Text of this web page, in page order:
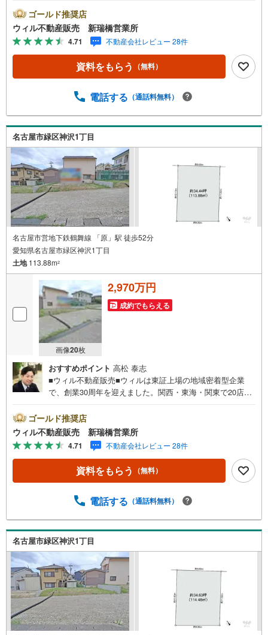
です。新瑞橋駅から徒歩1分の店舗には、キッズスペースや
おむつ替えスペースを完備しており、お子様連れのお客様
も安心してご利用いただけます。●平日のお住まい探しの方
へ●弊社では平日にご内覧や契約を希望されるお客様のため
に、「平日会員制度」という割引プランをご用意していま
す。●お仕事で忙しい方へ●午前10時から午後7時まで、毎
間外でのご内覧にも対応いたします。また、オンライン内
弊社は定休日なく営業しており、当日のご内覧も承りま
す。弊社で掲載している物件以外にもご紹介可能ですの
で、一度ご相談ください。●その他の相談もプロが対応●物
件に関することはもちろん、住宅ローンなどの資金面やリ
フォームに関することなど、お住まいに関するどんなこと
でもお気軽にご相談ください。
ゴールド推奨店
ウィル不動産販売 新瑞橋営業所
4.71 不動産会社レビュー 28件
資料をもらう （無料）
電話する （通話料無料）
名古屋市緑区神沢1丁目
名古屋市営地下鉄鶴舞線 「原」駅 徒歩52分
愛知県名古屋市緑区神沢1丁目
土地113.88m2
画像20枚
2,970万円
成約でもらえる
おすすめポイント 高松 泰志
■ウィル不動産販売■ウィルは東証上場の地域密着型企業
で、創業30周年を迎えました。関西・東海・関東で20店舗
です。新瑞橋駅から徒歩1分の店舗には、キッズスペースや
おむつ替えスペースを完備しており、お子様連れのお客様
も安心してご利用いただけます。●平日のお住まい探しの方
へ●弊社では平日にご内覧や契約を希望されるお客様のため
に、「平日会員制度」という割引プランをご用意していま
す。●お仕事で忙しい方へ●午前10時から午後7時まで、毎
間外でのご内覧にも対応いたします。また、オンライン内
弊社は定休日なく営業しており、当日のご内覧も承りま
す。弊社で掲載している物件以外にもご紹介可能ですの
で、一度ご相談ください。●その他の相談もプロが対応●物
件に関することはもちろん、住宅ローンなどの資金面やリ
フォームに関することなど、お住まいに関するどんなこと
でもお気軽にご相談ください。
ゴールド推奨店
ウィル不動産販売 新瑞橋営業所
4.71 不動産会社レビュー 28件
資料をもらう （無料）
電話する （通話料無料）
名古屋市緑区神沢1丁目